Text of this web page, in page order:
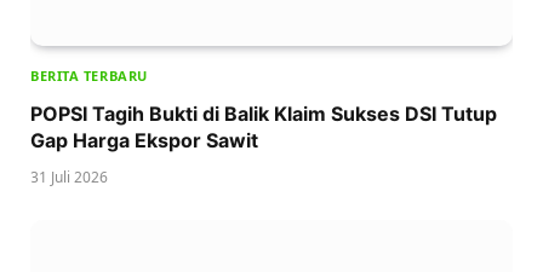
BERITA TERBARU
POPSI Tagih Bukti di Balik Klaim Sukses DSI Tutup
Gap Harga Ekspor Sawit
31 Juli 2026